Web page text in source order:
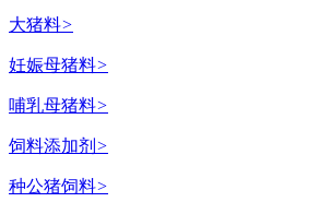
大猪料>
妊娠母猪料>
哺乳母猪料>
饲料添加剂 >
种公猪饲料>